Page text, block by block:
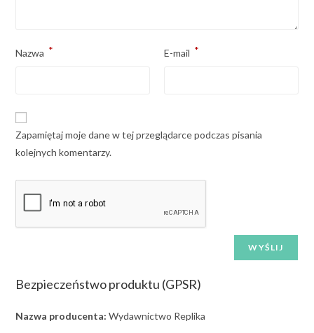
Nazwa * E-mail *
Zapamiętaj moje dane w tej przeglądarce podczas pisania
kolejnych komentarzy.
Bezpieczeństwo produktu (GPSR)
Nazwa producenta: Wydawnictwo Replika